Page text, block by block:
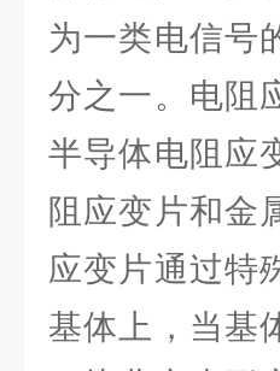
为一类电信号
分之一。电阻
半导体电阻应
阻应变片和金
应变片通过特
基体上，当基